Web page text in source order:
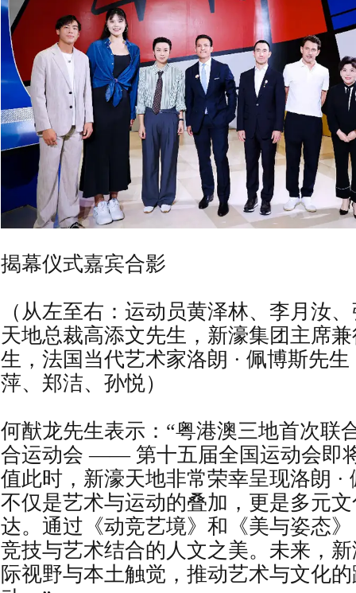
揭幕仪式嘉宾合影
（从左至右：运动员黄泽林、李月汝
天地总裁高添文先生，新濠集团主席
生，法国当代艺术家洛朗 · 佩博斯先
萍、郑洁、孙悦）
何猷龙先生表示：“粤港澳三地首次联
合运动会 —— 第十五届全国运动会即
值此时，新濠天地非常荣幸呈现洛朗 ·
不仅是艺术与运动的叠加，更是多元
达。通过《动竞艺境》和《美与姿态
竞技与艺术结合的人文之美。未来，
际视野与本土触觉，推动艺术与文化